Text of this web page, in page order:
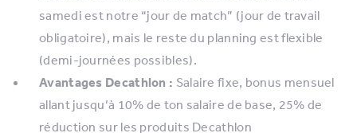
samedi est notre “jour de match” (jour de travail
obligatoire), mais le reste du planning est flexible
(demi-journées possibles).
Avantages Decathlon : Salaire fixe, bonus mensuel
allant jusqu’à 10% de ton salaire de base, 25% de
réduction sur les produits Decathlon